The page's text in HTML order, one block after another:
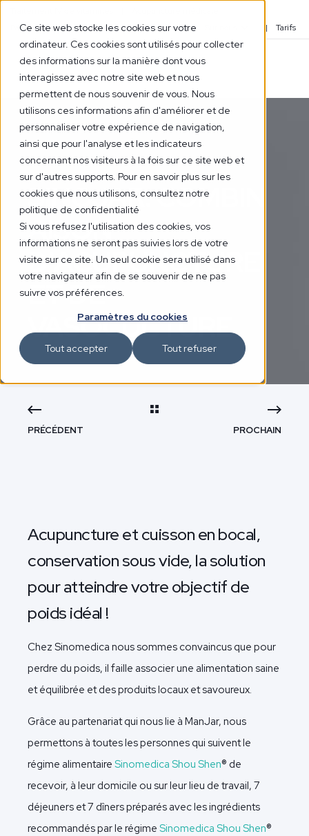
Ce site web stocke les cookies sur votre
ordinateur. Ces cookies sont utilisés pour collecter
des informations sur la manière dont vous
interagissez avec notre site web et nous
permettent de nous souvenir de vous. Nous
utilisons ces informations afin d'améliorer et de
personnaliser votre expérience de navigation,
ainsi que pour l'analyse et les indicateurs
concernant nos visiteurs à la fois sur ce site web et
sur d'autres supports. Pour en savoir plus sur les
cookies que nous utilisons, consultez notre
politique de confidentialité
Si vous refusez l'utilisation des cookies, vos
informations ne seront pas suivies lors de votre
visite sur ce site. Un seul cookie sera utilisé dans
votre navigateur afin de se souvenir de ne pas
suivre vos préférences.
Paramètres du cookies
Tout accepter Tout refuser
Pathologies
Centres et contacts Tarifs
05 DÉC. 2021 1 MIN
SINOJAR: COMBIN
AISON
D'ACUPUNCTURE
ET DE
VASOCUCTURE
PRÉCÉDENT PROCHAIN
Acupuncture et cuisson en bocal,
conservation sous vide, la solution
pour atteindre votre objectif de
poids idéal !
Chez Sinomedica nous sommes convaincus que pour
perdre du poids, il faille associer une alimentation saine
et équilibrée et des produits locaux et savoureux.
Grâce au partenariat qui nous lie à ManJar, nous
permettons à toutes les personnes qui suivent le
régime alimentaire Sinomedica Shou Shen® de
recevoir, à leur domicile ou sur leur lieu de travail, 7
déjeuners et 7 dîners préparés avec les ingrédients
recommandés par le régime Sinomedica Shou Shen®